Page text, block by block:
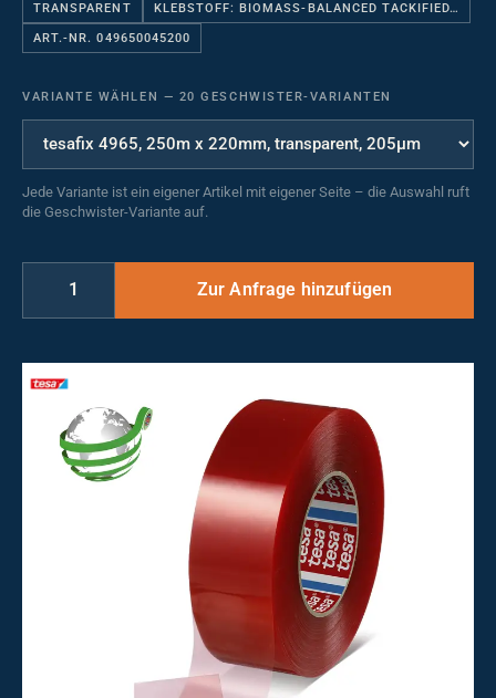
TRANSPARENT KLEBSTOFF: BIOMASS-BALANCED TACKIFIED…
ART.-NR. 049650045200
VARIANTE WÄHLEN — 20 GESCHWISTER-VARIANTEN
Jede Variante ist ein eigener Artikel mit eigener Seite – die Auswahl ruft
die Geschwister-Variante auf.